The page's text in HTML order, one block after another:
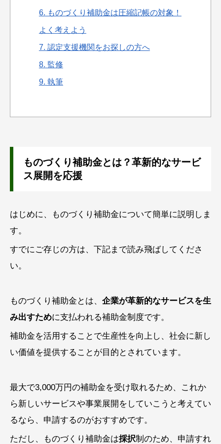
6. ものづくり補助金は圧縮記帳の対象！
よく考えよう
7. 認定支援機関をお探しの方へ
8. 監修
9. 執筆
ものづくり補助金とは？革新的なサービ
ス展開を応援
はじめに、ものづくり補助金について簡単に説明しま
す。
すでにご存じの方は、下記まで読み飛ばしてくださ
い。
ものづくり補助金とは、 企業が革新的なサービスを生
み出すために支払われる補助金制度です。
補助金を活用することで生産性を向上し、社会に新し
い価値を提供することが目的とされています。
最大で3,000万円の補助金を受け取れるため、これか
ら新しいサービスや事業展開をしていこうと考えてい
るなら、申請するのがおすすめです。
ただし、ものづくり補助金は採択制のため、申請すれ